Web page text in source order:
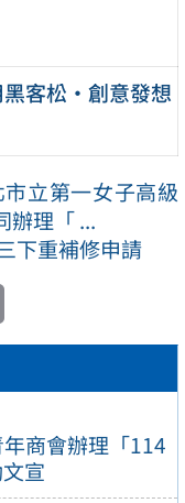
商會辦理「114
宣
客松·創意發想
立第一女子高級
辦理「 ...
下重補修申請